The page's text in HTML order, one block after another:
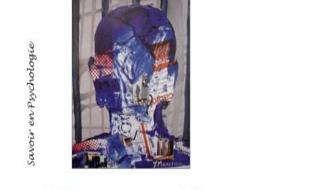
SCIENCES CRIMINELLES CLINIQUES